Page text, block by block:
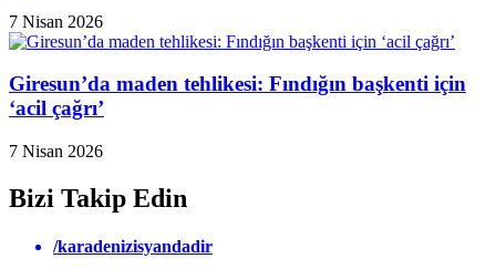
7 Nisan 2026
Giresun’da maden tehlikesi: Fındığın başkenti için
‘acil çağrı’
7 Nisan 2026
Bizi Takip Edin
/karadenizisyandadir